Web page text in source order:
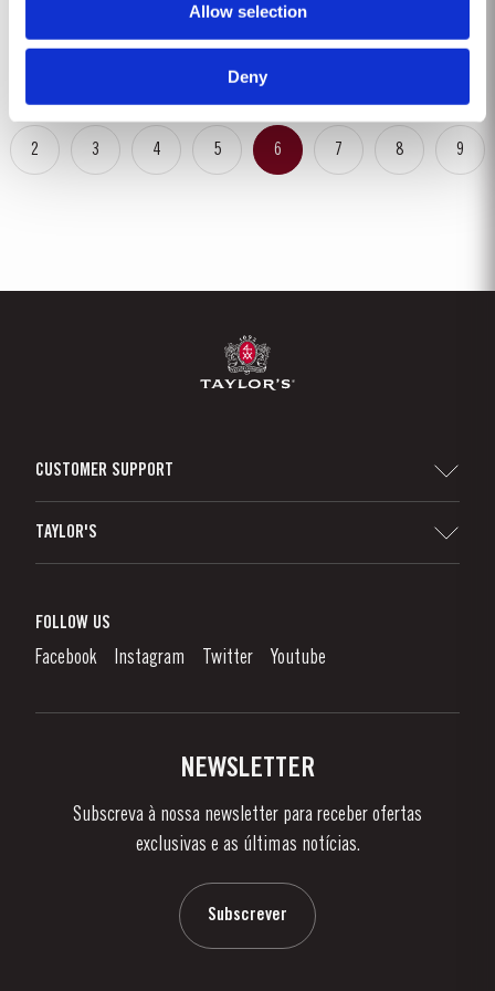
Allow selection
Deny
também seco e quente 2004. Devido ao tempo frio e à escassez de água,
a temporada de crescimento começou mais tarde do que o habitual. Toda
Ver Mais
2 3 4 5 6 7 8 9
CUSTOMER SUPPORT
Canal de Denúncias
Links
TAYLOR'S
O que é o Vinho do Porto?
Como Apreciar
Notícias e Eventos
FOLLOW US
Facebook Instagram Twitter Youtube
NEWSLETTER
Subscreva à nossa newsletter para receber ofertas
exclusivas e as últimas notícias.
Subscrever